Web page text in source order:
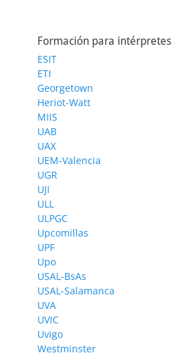
Formación para intérpretes
ESIT
ETI
Georgetown
Heriot-Watt
MIIS
UAB
UAX
UEM-Valencia
UGR
UJI
ULL
ULPGC
Upcomillas
UPF
Upo
USAL-BsAs
USAL-Salamanca
UVA
UVIC
Uvigo
Westminster